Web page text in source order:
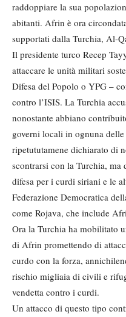
raddoppiare la sua
abitanti. Afrin è ora
supportati dalla Turchia, Al-
Il presidente turco Recep
attaccare le unità militari
Difesa del Popolo o YPG –
contro l’ISIS. La Turchia
nonostante abbiano
governi locali in ognuna
ripetututamene dichiarato di
scontrarsi con la Turchia,
difesa per i curdi siriani e le
Federazione Democratica
come Rojava, che include
Ora la Turchia ha mobilitato
di Afrin promettendo di
curdo con la forza,
rischio migliaia di civili e
vendetta contro i curdi.
Un attacco di questo tipo